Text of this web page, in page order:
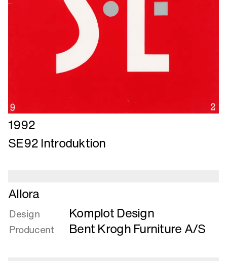
Læs
mere
om
1992
SE92 Introduktion
Læs
mere
om
Allora
Allora
Design Komplot Design
Producent Bent Krogh Furniture A/S